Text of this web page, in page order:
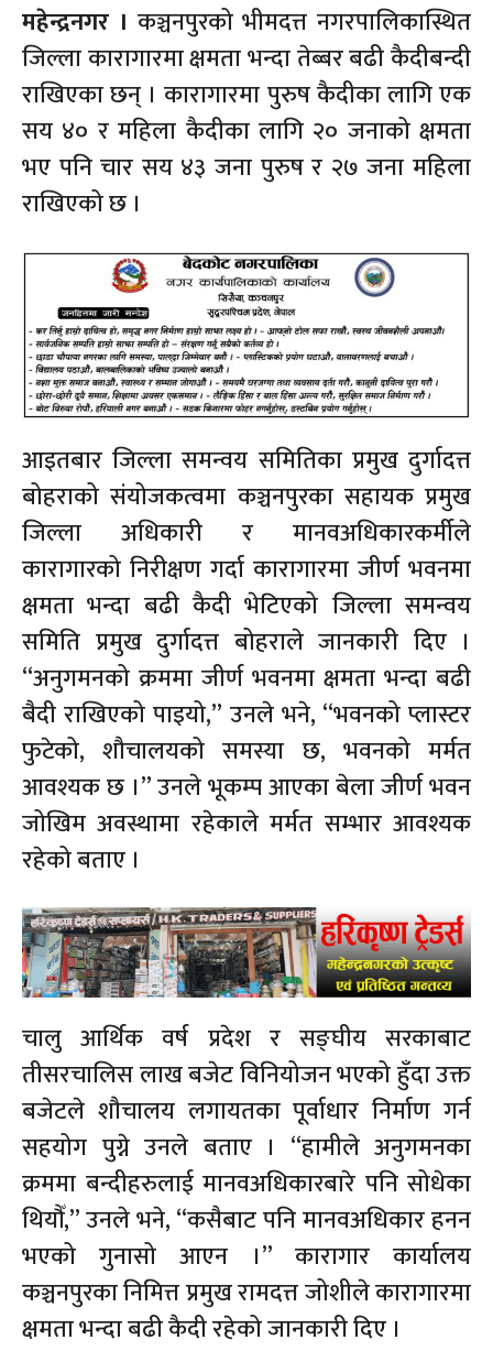
महेन्द्रनगर । कञ्चनपुरको भीमदत्त नगरपालिकास्थित
जिल्ला कारागारमा क्षमता भन्दा तेब्बर बढी कैदीबन्दी
राखिएका छन् । कारागारमा पुरुष कैदीका लागि एक
सय ४० र महिला कैदीका लागि २० जनाको क्षमता
भए पनि चार सय ४३ जना पुरुष र २७ जना महिला
राखिएको छ ।
आइतबार जिल्ला समन्वय समितिका प्रमुख दुर्गादत्त
बोहराको संयोजकत्वमा कञ्चनपुरका सहायक प्रमुख
जिल्ला अधिकारी र मानवअधिकारकर्मीले
कारागारको निरीक्षण गर्दा कारागारमा जीर्ण भवनमा
क्षमता भन्दा बढी कैदी भेटिएको जिल्ला समन्वय
समिति प्रमुख दुर्गादत्त बोहराले जानकारी दिए ।
“अनुगमनको क्रममा जीर्ण भवनमा क्षमता भन्दा बढी
बैदी राखिएको पाइयो,” उनले भने, “भवनको प्लास्टर
फुटेको, शौचालयको समस्या छ, भवनको मर्मत
आवश्यक छ ।” उनले भूकम्प आएका बेला जीर्ण भवन
जोखिम अवस्थामा रहेकाले मर्मत सम्भार आवश्यक
रहेको बताए ।
चालु आर्थिक वर्ष प्रदेश र सङ्घीय सरकाबाट
तीसरचालिस लाख बजेट विनियोजन भएको हुँदा उक्त
बजेटले शौचालय लगायतका पूर्वाधार निर्माण गर्न
सहयोग पुग्ने उनले बताए । “हामीले अनुगमनका
क्रममा बन्दीहरुलाई मानवअधिकारबारे पनि सोधेका
थियौँ,” उनले भने, “कसैबाट पनि मानवअधिकार हनन
भएको गुनासो आएन ।” कारागार कार्यालय
कञ्चनपुरका निमित्त प्रमुख रामदत्त जोशीले कारागारमा
क्षमता भन्दा बढी कैदी रहेको जानकारी दिए ।